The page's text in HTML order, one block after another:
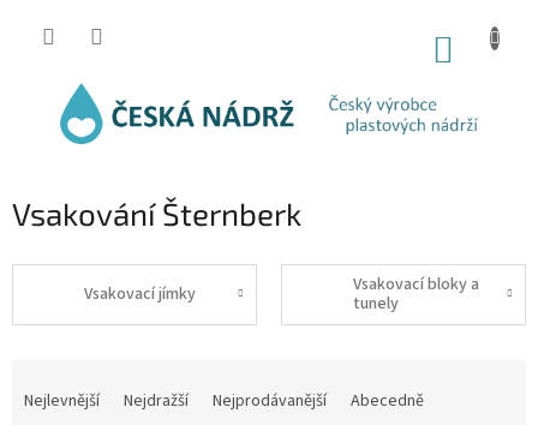
Vsakování Šternberk
Vsakovací jímky
Vsakovací bloky a
tunely
Nejlevnější Nejdražší Nejprodávanější Abecedně